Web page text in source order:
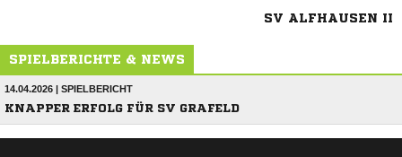
SV ALFHAUSEN II
SPIELBERICHTE & NEWS
14.04.2026 | SPIELBERICHT
KNAPPER ERFOLG FÜR SV GRAFELD